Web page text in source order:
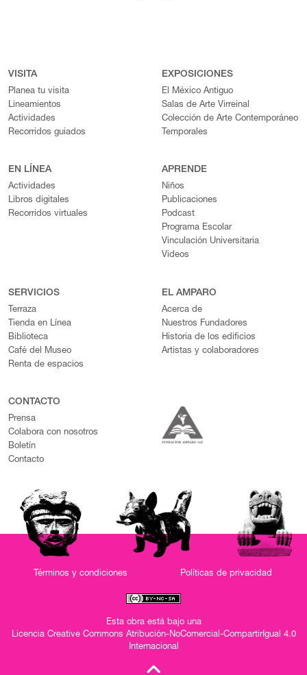
VISITA
Planea tu visita
Lineamientos
Actividades
Recorridos guiados
EXPOSICIONES
El México Antiguo
Salas de Arte Virreinal
Colección de Arte Contemporáneo
Temporales
EN LÍNEA
Actividades
Libros digitales
Recorridos virtuales
APRENDE
Niños
Publicaciones
Podcast
Programa Escolar
Vinculación Universitaria
Videos
SERVICIOS
Terraza
Tienda en Línea
Biblioteca
Café del Museo
Renta de espacios
EL AMPARO
Acerca de
Nuestros Fundadores
Historia de los edificios
Artistas y colaboradores
CONTACTO
Prensa
Colabora con nosotros
Boletín
Contacto
Términos y condiciones Políticas de privacidad
Esta obra está bajo una
Licencia Creative Commons Atribución-NoComercial-CompartirIgual 4.0
Internacional